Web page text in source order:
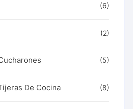
(6)
(2)
(5)
De Cocina (8)